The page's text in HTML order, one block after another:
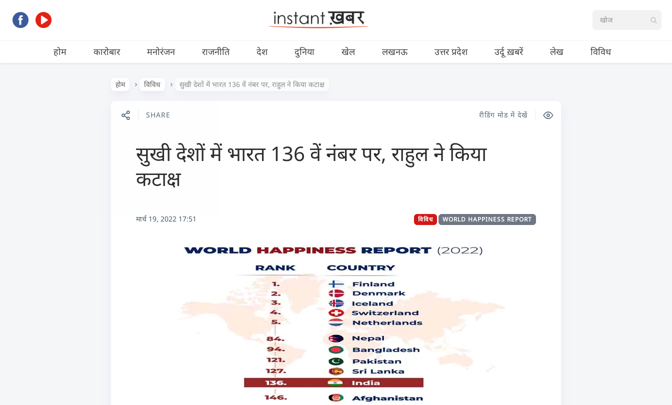
होम कारोबार मनोरंजन राजनीति देश दुनिया खेल लखनऊ उत्तर प्रदेश उर्दू ख़बरें लेख विविध
होम विविध सुखी देशों में भारत 136 वें नंबर पर, राहुल ने किया कटाक्ष
SHARE रीडिंग मोड में देखें
सुखी देशों में भारत 136 वें नंबर पर, राहुल ने किया
कटाक्ष
मार्च 19, 2022 17:51 WORLD HAPPINESS REPORT
विविध